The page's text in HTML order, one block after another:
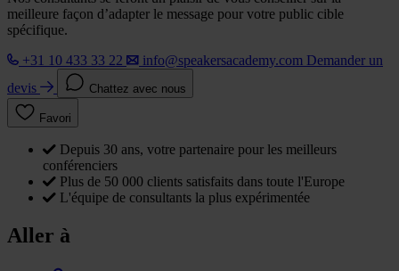
meilleure façon d’adapter le message pour votre public cible
spécifique.
+31 10 433 33 22
info@speakersacademy.com Demander un
devis
Chattez avec nous
Favori
Depuis 30 ans, votre partenaire pour les meilleurs
conférenciers
Plus de 50 000 clients satisfaits dans toute l'Europe
L'équipe de consultants la plus expérimentée
Aller à